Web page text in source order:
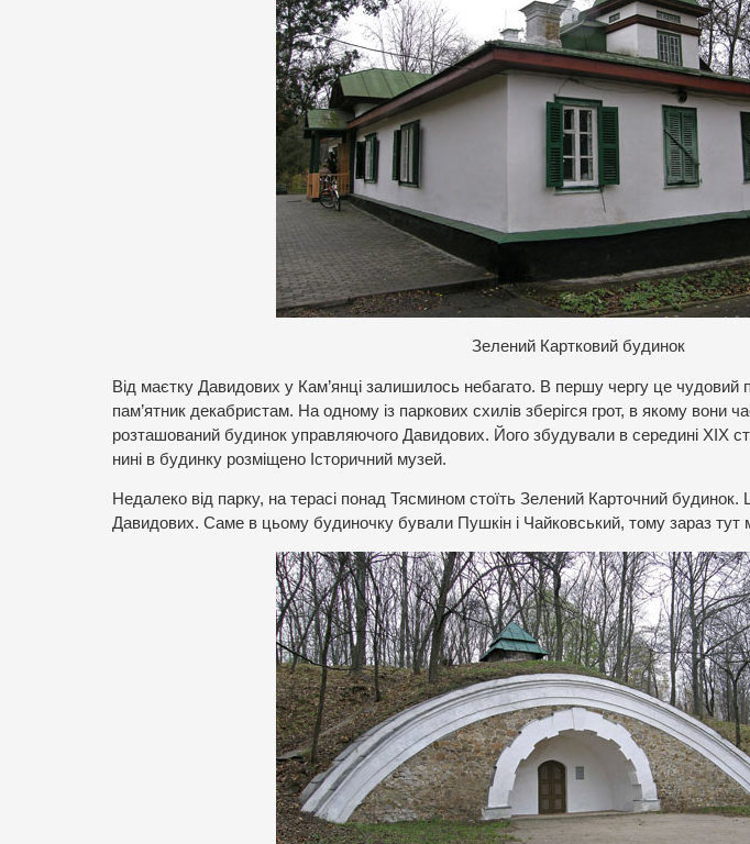
Зелений Картковий будинок
Від маєтку Давидових у Кам’янці залишилось небагато. В першу чергу це чудовий
пам’ятник декабристам. На одному із паркових схилів зберігся грот, в якому вони
розташований будинок управляючого Давидових. Його збудували в середині ХІХ
нині в будинку розміщено Історичний музей.
Недалеко від парку, на терасі понад Тясмином стоїть Зелений Карточний будинок.
Давидових. Саме в цьому будиночку бували Пушкін і Чайковський, тому зараз тут